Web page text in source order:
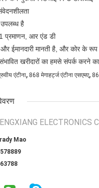
है
आर एंड डी
और ईमानदारी मानती है, और कोर के रूप
खरीदारों का हमसे संपर्क करने
एंटीना, 868 मेगाहर्ट्ज एंटीना एसएमए,
ELECTRONICS
Mao